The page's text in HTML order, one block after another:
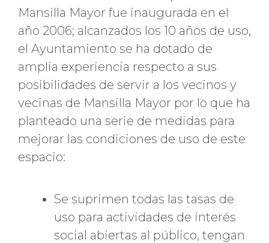
Mansilla Mayor fue inaugurada en el
año 2006; alcanzados los 10 años de uso,
el Ayuntamiento se ha dotado de
amplia experiencia respecto a sus
posibilidades de servir a los vecinos y
vecinas de Mansilla Mayor por lo que ha
planteado una serie de medidas para
mejorar las condiciones de uso de este
espacio:
Se suprimen todas las tasas de
uso para actividades de interés
social abiertas al público, tengan